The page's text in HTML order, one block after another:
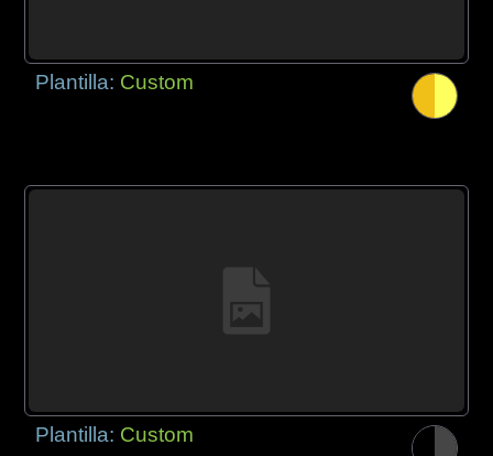
Plantilla: Custom
Plantilla: Custom